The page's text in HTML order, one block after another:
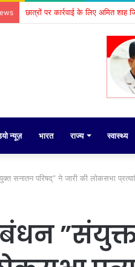
छात्रों पर कार्रवाई के लिए अमित शाह
न्यूज़ भारत राज्य स्वास्थ्य
सनातन परिषद्” ने जारी की लोकसभा